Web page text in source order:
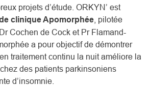
projets d’étude. ORKYN’ est
clinique Apomorphée , pilotée
Cochen de Cock et Pr Flamand-
a pour objectif de démontrer
traitement continu la nuit améliore la
des patients parkinsoniens
d’insomnie.